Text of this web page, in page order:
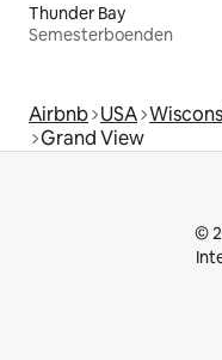
Thunder Bay
Semesterboenden
Airbnb USA
Grand View
©